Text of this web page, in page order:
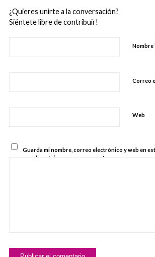
¿Quieres unirte a la conversación?
Siéntete libre de contribuir!
Nombre
Correo
Web
Guarda mi nombre, correo electrónico y web en
para la próxima vez que comente.